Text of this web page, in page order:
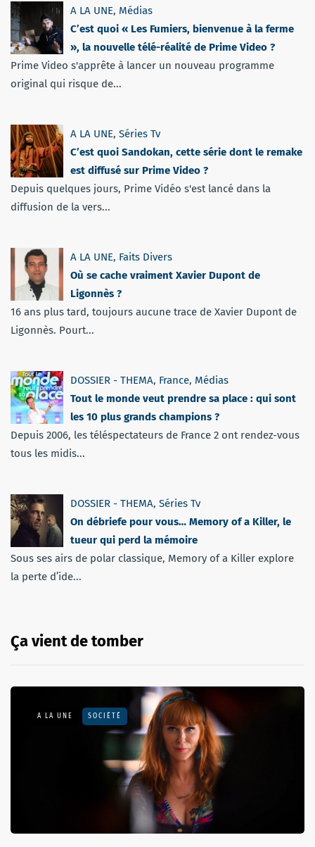
A LA UNE, Médias
C’est quoi « Les Fumiers, bienvenue à la ferme
», la nouvelle télé-réalité de Prime Video ?
Prime Video s'apprête à lancer un nouveau programme
original qui risque de...
A LA UNE, Séries Tv
C’est quoi Sandokan, cette série dont le remake
est diffusé sur Prime Video ?
Depuis quelques jours, Prime Vidéo s'est lancé dans la
diffusion de la vers...
A LA UNE, Faits Divers
Où se cache vraiment Xavier Dupont de
Ligonnès ?
16 ans plus tard, toujours aucune trace de Xavier Dupont de
Ligonnès. Pourt...
DOSSIER - THEMA, France, Médias
Tout le monde veut prendre sa place : qui sont
les 10 plus grands champions ?
Depuis 2006, les téléspectateurs de France 2 ont rendez-vous
tous les midis...
DOSSIER - THEMA, Séries Tv
On débriefe pour vous… Memory of a Killer, le
tueur qui perd la mémoire
Sous ses airs de polar classique, Memory of a Killer explore
la perte d’ide...
Ça vient de tomber
A LA UNE SOCIÉTÉ